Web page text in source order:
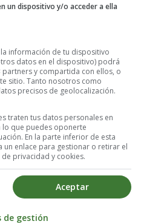
un dispositivo y/o acceder a ella
información de tu dispositivo
datos en el dispositivo) podrá
y compartida con ellos, o
sitio. Tanto nosotros como
precisos de geolocalización.
traten tus datos personales en
que puedes oponerte
En la parte inferior de esta
un enlace para gestionar o retirar el
privacidad y cookies.
Aceptar
de gestión